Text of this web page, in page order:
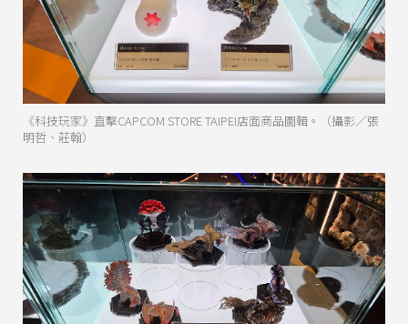
《科技玩家》直擊CAPCOM STORE TAIPEI店面商品圖輯。（攝影／張
明哲、莊翰）